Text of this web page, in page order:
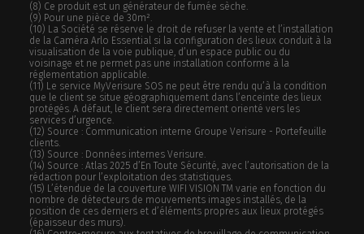
(8) Ce produit est un générateur de fumée sèche.
(9) Pour une pièce de 30m².
(10) La Société se réserve le droit de refuser la vente et l’installation
de la Caméra Arlo Essential si la configuration des lieux conduit à la
visualisation de la voie publique, d’un espace public ou du
voisinage et ne permet pas une installation conforme à la
réglementation applicable.
(11) Le service MyVerisure SOS ne peut être rendu qu’à la condition
que le client se situe géographiquement dans l’enceinte des lieux
protégés. A défaut, le client sera directement orienté vers les
services d’urgence.
(12) Source : Communication interne Groupe Verisure - Portefeuille
clients.
(13) Source : Données internes Verisure.
(14) Source : Atlas 2025 d’En Toute Sécurité, avec l’autorisation de la
rédaction pour l’exploitation des statistiques.
(15) L’étendue de la couverture WIFI VISION TM varie en fonction du
nombre de détecteurs de mouvements images installés, de la
position de ces derniers et d’éléments propres aux lieux protégés
(épaisseur des murs).